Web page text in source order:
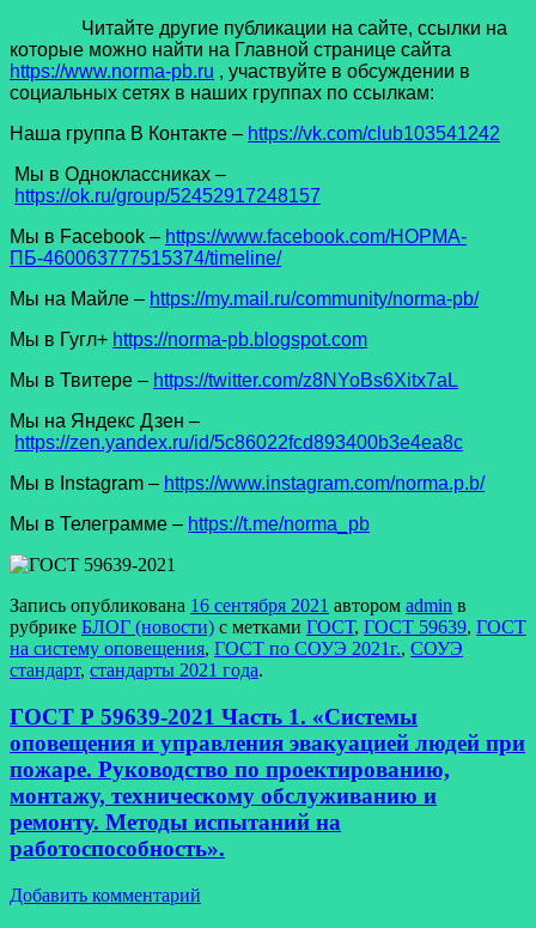
Читайте другие публикации на сайте, ссылки на
которые можно найти на Главной странице сайта
https://www.norma-pb.ru , участвуйте в обсуждении в
социальных сетях в наших группах по ссылкам:
Наша группа В Контакте – https://vk.com/club103541242
Мы в Одноклассниках –
https://ok.ru/group/52452917248157
Мы в Facеbook – https://www.facebook.com/НОРМА-
ПБ-460063777515374/timeline/
Мы на Майле – https://my.mail.ru/community/norma-pb/
Мы в Гугл+ https://norma-pb.blogspot.com
Мы в Твитере – https://twitter.com/z8NYoBs6Xitx7aL
Мы на Яндекс Дзен –
https://zen.yandex.ru/id/5c86022fcd893400b3e4ea8c
Мы в Instagram – https://www.instagram.com/norma.p.b/
Мы в Телеграмме – https://t.me/norma_pb
Запись опубликована 16 сентября 2021 автором admin в
рубрике БЛОГ (новости) с метками ГОСТ, ГОСТ 59639, ГОСТ
на систему оповещения, ГОСТ по СОУЭ 2021г., СОУЭ
стандарт, стандарты 2021 года.
ГОСТ Р 59639-2021 Часть 1. «Системы
оповещения и управления эвакуацией людей при
пожаре. Руководство по проектированию,
монтажу, техническому обслуживанию и
ремонту. Методы испытаний на
работоспособность».
Добавить комментарий